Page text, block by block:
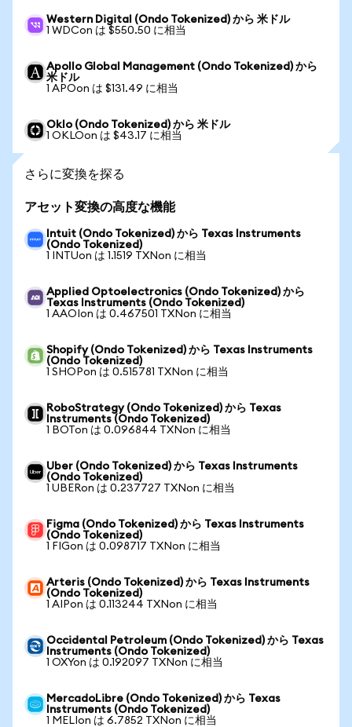
Western Digital (Ondo Tokenized) から 米ドル
1 WDCon は $550.50 に相当
Apollo Global Management (Ondo Tokenized) から
米ドル
1 APOon は $131.49 に相当
Oklo (Ondo Tokenized) から 米ドル
1 OKLOon は $43.17 に相当
さらに変換を探る
アセット変換の高度な機能
Intuit (Ondo Tokenized) から Texas Instruments
(Ondo Tokenized)
1 INTUon は 1.1519 TXNon に相当
Applied Optoelectronics (Ondo Tokenized) から
Texas Instruments (Ondo Tokenized)
1 AAOIon は 0.467501 TXNon に相当
Shopify (Ondo Tokenized) から Texas Instruments
(Ondo Tokenized)
1 SHOPon は 0.515781 TXNon に相当
RoboStrategy (Ondo Tokenized) から Texas
Instruments (Ondo Tokenized)
1 BOTon は 0.096844 TXNon に相当
Uber (Ondo Tokenized) から Texas Instruments
(Ondo Tokenized)
1 UBERon は 0.237727 TXNon に相当
Figma (Ondo Tokenized) から Texas Instruments
(Ondo Tokenized)
1 FIGon は 0.098717 TXNon に相当
Arteris (Ondo Tokenized) から Texas Instruments
(Ondo Tokenized)
1 AIPon は 0.113244 TXNon に相当
Occidental Petroleum (Ondo Tokenized) から Texas
Instruments (Ondo Tokenized)
1 OXYon は 0.192097 TXNon に相当
MercadoLibre (Ondo Tokenized) から Texas
Instruments (Ondo Tokenized)
1 MELIon は 6.7852 TXNon に相当